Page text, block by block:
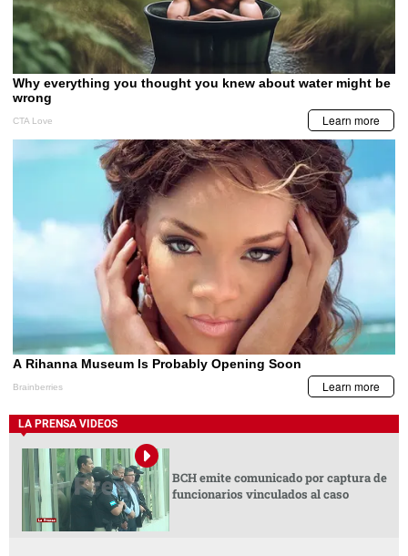
LA PRENSA VIDEOS
BCH emite comunicado por captura de
funcionarios vinculados al caso